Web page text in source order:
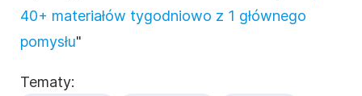
40+ materiałów tygodniowo z 1 głównego
pomysłu"
Tematy: